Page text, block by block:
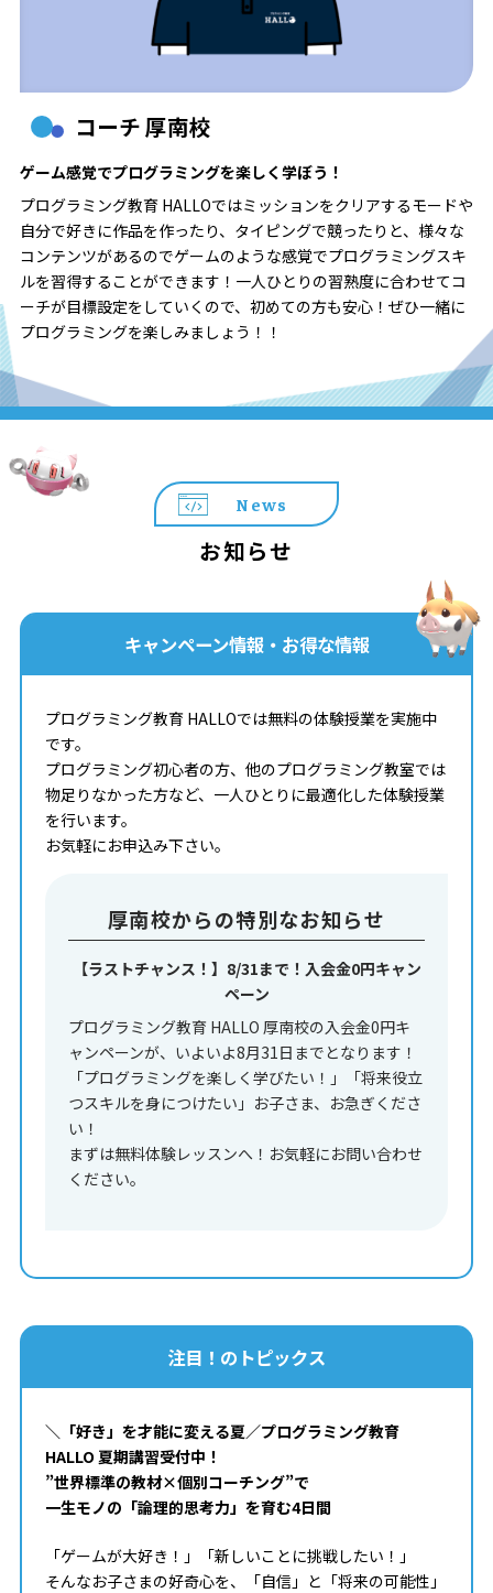
コーチ 厚南校
ゲーム感覚でプログラミングを楽しく学ぼう！
プログラミング教育 HALLOではミッションをクリアするモードや
自分で好きに作品を作ったり、タイピングで競ったりと、様々な
コンテンツがあるのでゲームのような感覚でプログラミングスキ
ルを習得することができます！一人ひとりの習熟度に合わせてコ
ーチが目標設定をしていくので、初めての方も安心！ぜひ一緒に
プログラミングを楽しみましょう！！
News
お知らせ
キャンペーン情報・お得な情報
プログラミング教育 HALLOでは無料の体験授業を実施中
です。
プログラミング初心者の方、他のプログラミング教室では
物足りなかった方など、一人ひとりに最適化した体験授業
を行います。
お気軽にお申込み下さい。
厚南校からの特別なお知らせ
【ラストチャンス！】8/31まで！入会金0円キャン
ペーン
プログラミング教育 HALLO 厚南校の入会金0円キ
ャンペーンが、いよいよ8月31日までとなります！
「プログラミングを楽しく学びたい！」「将来役立
つスキルを身につけたい」お子さま、お急ぎくださ
い！
まずは無料体験レッスンへ！お気軽にお問い合わせ
ください。
注目！のトピックス
＼「好き」を才能に変える夏／プログラミング教育
HALLO 夏期講習受付中！
”世界標準の教材×個別コーチング”で
一生モノの「論理的思考力」を育む4日間
「ゲームが大好き！」「新しいことに挑戦したい！」
そんなお子さまの好奇心を、「自信」と「将来の可能性」